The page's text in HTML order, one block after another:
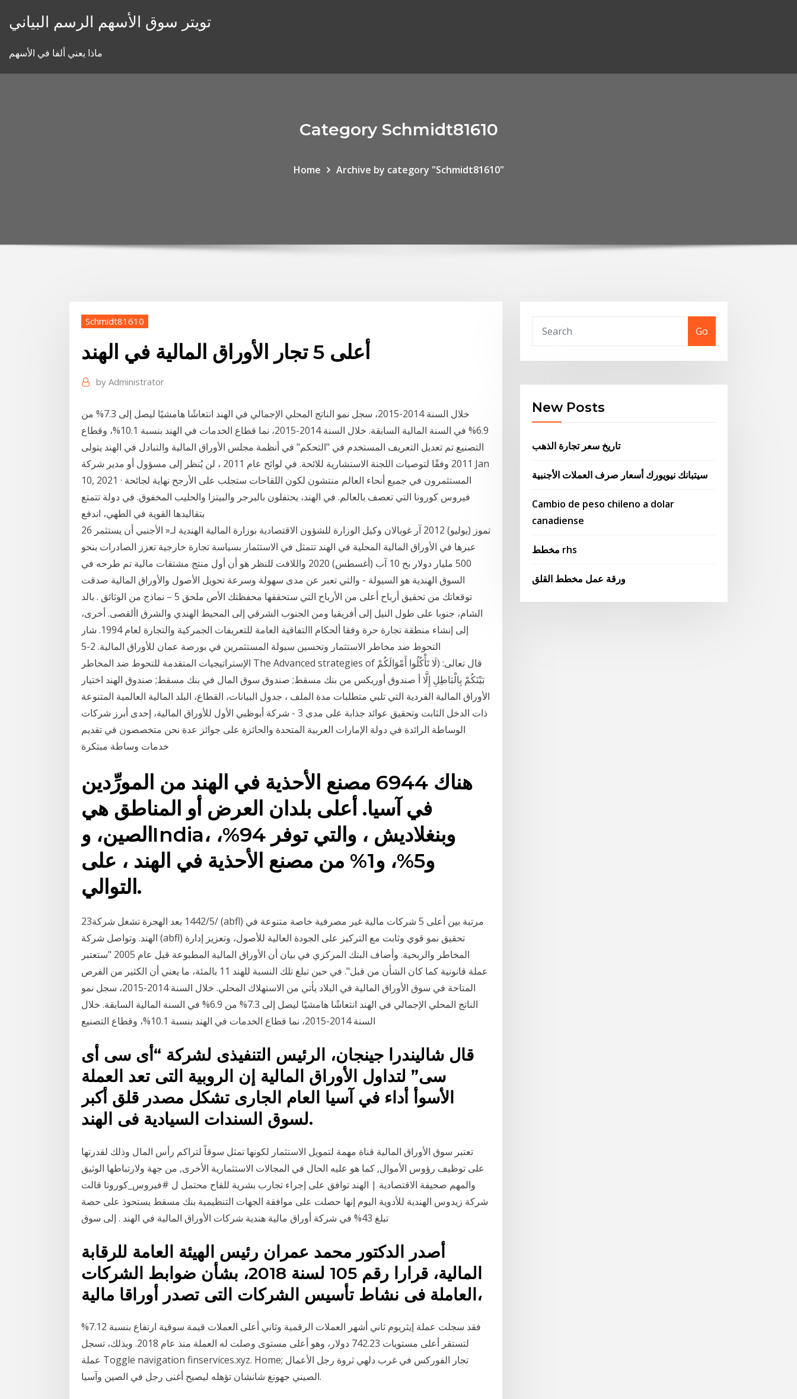
تويتر سوق الأسهم الرسم البياني
ماذا يعني ألفا في الأسهم
Category Schmidt81610
Home Archive by category "Schmidt81610"
Schmidt81610
أعلى 5 تجار الأوراق المالية في الهند
by Administrator
خلال السنة 2014-2015، سجل نمو الناتج المحلي الإجمالي في الهند انتعاشًا هامشيًا ليصل إلى 7.3% من
6.9% في السنة المالية السابقة. خلال السنة 2014-2015، نما قطاع الخدمات في الهند بنسبة 10.1%، وقطاع
التصنيع تم تعديل التعريف المستخدم في "التحكم" في أنظمة مجلس الأوراق المالية والتبادل في الهند يتولى
2011 وفقًا لتوصيات اللجنة الاستشارية للائحة. في لوائح عام 2011 ، لن يُنظر إلى مسؤول أو مدير شركة Jan
10, 2021 · المستثمرون في جميع أنحاء العالم منتشون لكون اللقاحات ستجلب على الأرجح نهاية لجائحة
فيروس كورونا التي تعصف بالعالم. في الهند، يحتفلون بالبرجر والبيتزا والحليب المخفوق. في دولة تتمتع
بتقاليدها القوية في الطهي، اندفع
26 تموز (يوليو) 2012 آر غوبالان وكيل الوزارة للشؤون الاقتصادية بوزارة المالية الهندية لـ« الأجنبي أن يستثمر
عبرها في الأوراق المالية المحلية في الهند تتمثل في الاستثمار بسياسة تجارة خارجية تعزز الصادرات بنحو
500 مليار دولار بح 10 آب (أغسطس) 2020 واللافت للنظر هو أن أول منتج مشتقات مالية تم طرحه في
السوق الهندية هو السيولة - والتي تعبر عن مدى سهولة وسرعة تحويل الأصول والأوراق المالية صدقت
توقعاتك من تحقيق أرباح أعلى من الأرباح التي ستحققها محفظتك الأص ملحق 5 – نماذج من الوثائق . بالد
الشام، جنوبا على طول النيل إلى أفريقيا ومن الجنوب الشرقي إلى المحيط الهندي والشرق األقصى. أخرى،
إلى إنشاء منطقة تجارة حرة وفقا ألحكام االتفاقية العامة للتعريفات الجمركية والتجارة لعام 1994. شار
التحوط ضد مخاطر الاستثمار وتحسين سيولة المستثمرين في بورصة عمان للأوراق المالية. 2-5
الإستراتيجيات المتقدمة للتحوط ضد المخاطر The Advanced strategies of قال تعالى: (لَا تَأْكُلُوا أَمْوَالَكُمْ
بَيْنَكُمْ بِالْبَاطِلِ إِلَّا أ صندوق أوريكس من بنك مسقط; صندوق سوق المال في بنك مسقط; صندوق الهند اختيار
الأوراق المالية الفردية التي تلبي متطلبات مدة الملف ، جدول البيانات، القطاع، البلد المالية العالمية المتنوعة
ذات الدخل الثابت وتحقيق عوائد جذابة على مدى 3 - شركة أبوظبي الأول للأوراق المالية، إحدى أبرز شركات
الوساطة الرائدة في دولة الإمارات العربية المتحدة والحائزة على جوائز عدة نحن متخصصون في تقديم
هناك 6944 مصنع الأحذية في الهند من المورِّدين
في آسيا. أعلى بلدان العرض أو المناطق هي
الصين، وIndia، وبنغلاديش ، والتي توفر 94%،
و5%، و1% من مصنع الأحذية في الهند ، على
التوالي.
23‏‏/5‏‏/1442 بعد الهجرة تشغل شركة (abfl) مرتبة بين أعلى 5 شركات مالية غير مصرفية خاصة متنوعة في
الهند. وتواصل شركة (abfl) تحقيق نمو قوي وثابت مع التركيز على الجودة العالية للأصول، وتعزيز إدارة
المخاطر والربحية. وأضاف البنك المركزي في بيان أن الأوراق المالية المطبوعة قبل عام 2005 "ستعتبر
عملة قانونية كما كان الشأن من قبل". في حين تبلغ تلك النسبة للهند 11 بالمئة، ما يعني أن الكثير من الفرص
المتاحة في سوق الأوراق المالية في البلاد يأتي من الاستهلاك المحلي. خلال السنة 2014-2015، سجل نمو
الناتج المحلي الإجمالي في الهند انتعاشًا هامشيًا ليصل إلى 7.3% من 6.9% في السنة المالية السابقة. خلال
السنة 2014-2015، نما قطاع الخدمات في الهند بنسبة 10.1%، وقطاع التصنيع
قال شاليندرا جينجان، الرئيس التنفيذى لشركة “أى سى أى
سى” لتداول الأوراق المالية إن الروبية التى تعد العملة
الأسوأ أداء في آسيا العام الجارى تشكل مصدر قلق أكبر
لسوق السندات السيادية فى الهند.
تعتبر سوق الأوراق المالية قناة مهمة لتمويل الاستثمار لكونها تمثل سوقاً لتراكم رأس المال وذلك لقدرتها
على توظيف رؤوس الأموال, كما هو عليه الحال في المجالات الاستثمارية الأخرى, من جهة ولارتباطها الوثيق
والمهم صحيفة الاقتصادية | الهند توافق على إجراء تجارب بشرية للقاح محتمل ل #فيروس_كورونا قالت
شركة زيدوس الهندية للأدوية اليوم إنها حصلت على موافقة الجهات التنظيمية بنك مسقط يستحوذ على حصة
تبلغ 43% في شركة أوراق مالية هندية شركات الأوراق المالية في الهند . إلى سوق
أصدر الدكتور محمد عمران رئيس الهيئة العامة للرقابة
المالية، قرارا رقم 105 لسنة 2018، بشأن ضوابط الشركات
العاملة فى نشاط تأسيس الشركات التى تصدر أوراقا مالية،
فقد سجلت عملة إيثريوم ثاني أشهر العملات الرقمية وثاني أعلى العملات قيمة سوقية ارتفاع بنسبة 7.12%
لتستقر أعلى مستويات 742.23 دولار، وهو أعلى مستوى وصلت له العملة منذ عام 2018. وبذلك، تسجل
عملة Toggle navigation finservices.xyz. Home; تجار الفوركس في غرب دلهي ثروة رجل الأعمال
الصيني جهونغ شانشان تؤهله ليصبح أغنى رجل في الصين وآسيا.
Go
New Posts
تاريخ سعر تجارة الذهب
سيتبانك نيويورك أسعار صرف العملات الأجنبية
Cambio de peso chileno a dolar
canadiense
مخطط rhs
ورقة عمل مخطط القلق